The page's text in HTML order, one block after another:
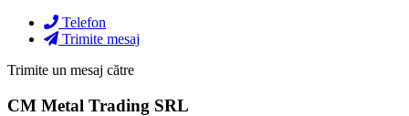
Telefon
Trimite mesaj
Trimite un mesaj către
CM Metal Trading SRL